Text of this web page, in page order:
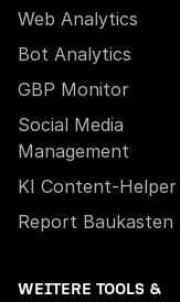
Web Analytics
Bot Analytics
GBP Monitor
Social Media
Management
KI Content-Helper
Report Baukasten
WEITERE TOOLS &